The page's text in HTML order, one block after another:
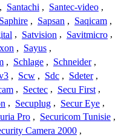
, Santachi , Santec-video ,
Saphire , Sapsan , Saqicam ,
, Satvision , Savitmicro ,
, Sayus ,
, Schlage , Schneider ,
, Scw , Sdc , Sdeter ,
, Sectec , Secu First ,
, Secuplug , Secur Eye ,
Pro , Securicom Tunisie ,
Camera 2000 ,